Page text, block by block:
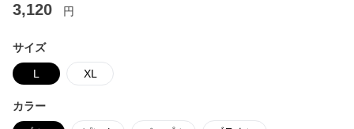
3,120 円
サイズ
L XL
カラー